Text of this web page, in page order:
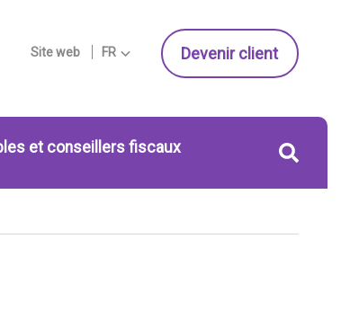
Site web FR Devenir client
et conseillers fiscaux